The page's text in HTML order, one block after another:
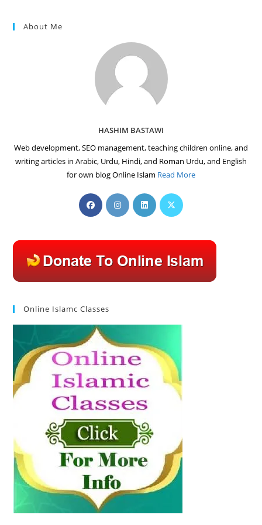
About Me
HASHIM BASTAWI
Web development, SEO management, teaching children online, and
writing articles in Arabic, Urdu, Hindi, and Roman Urdu, and English
for own blog Online Islam Read More
Opens
in
tab
Opens
in
tab
Opens
in
tab
Opens
tab
Online Islamc Classes